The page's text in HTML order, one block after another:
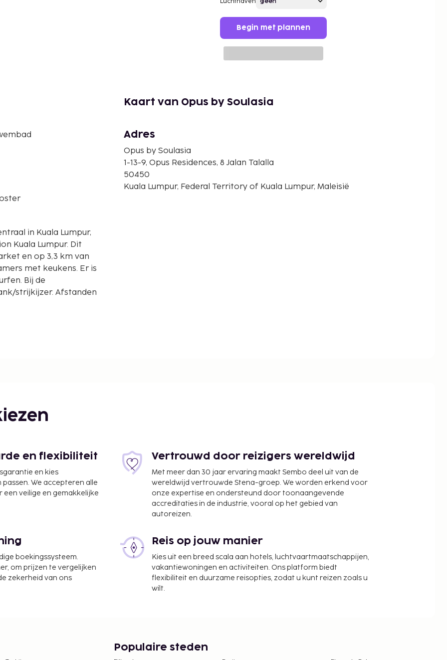
Begin met plannen
in Kuala Lumpur,
Lumpur. Dit
en op 3,3 km van
met keukens. Er is
Bij de
strijkijzer. Afstanden
per dag tegen betaling
Geniet van
en fitnessfaciliteiten.
worden betaald. De
Kaart van Opus by Soulasia
Adres
Opus by Soulasia
1-13-9, Opus Residences, 8 Jalan Talalla
50450
Kuala Lumpur, Federal Territory of Kuala Lumpur, Maleisië
en flexibiliteit
en kies
We accepteren alle
veilige en gemakkelijke
Vertrouwd door reizigers wereldwijd
Met meer dan 30 jaar ervaring maakt Sembo deel uit van de
wereldwijd vertrouwde Stena-groep. We worden erkend voor
onze expertise en ondersteund door toonaangevende
accreditaties in de industrie, vooral op het gebied van
autoreizen.
boekingssysteem.
om prijzen te vergelijken
zekerheid van ons
Reis op jouw manier
Kies uit een breed scala aan hotels, luchtvaartmaatschappijen,
vakantiewoningen en activiteiten. Ons platform biedt
flexibiliteit en duurzame reisopties, zodat u kunt reizen zoals u
wilt.
Populaire steden